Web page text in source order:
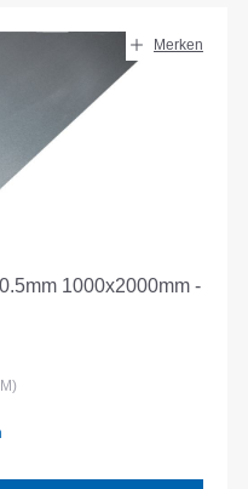
Merken
1000x2000mm -